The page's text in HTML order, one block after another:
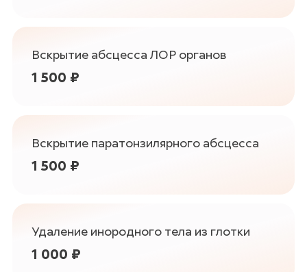
Вскрытие абсцесса ЛОР органов
1 500 ₽
Вскрытие паратонзилярного абсцесса
1 500 ₽
Удаление инородного тела из глотки
1 000 ₽